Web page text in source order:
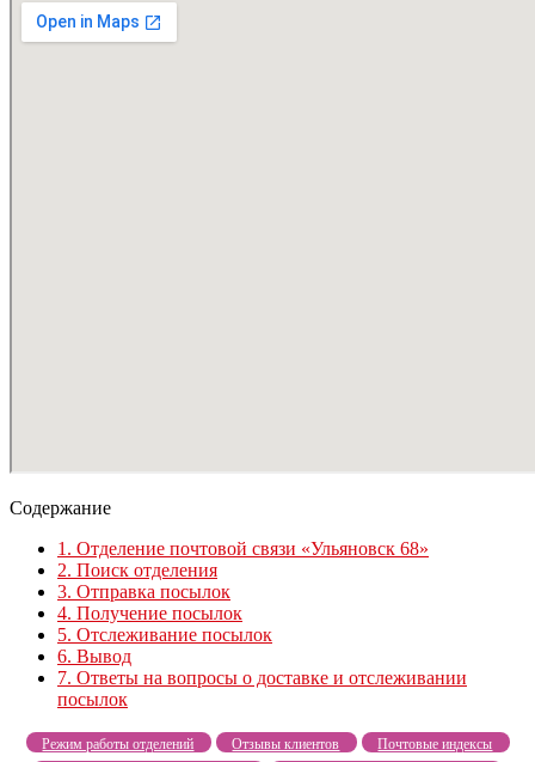
Содержание
1. Отделение почтовой связи «Ульяновск 68»
2. Поиск отделения
3. Отправка посылок
4. Получение посылок
5. Отслеживание посылок
6. Вывод
7. Ответы на вопросы о доставке и отслеживании
посылок
Режим работы отделений Отзывы клиентов
Почтовые индексы